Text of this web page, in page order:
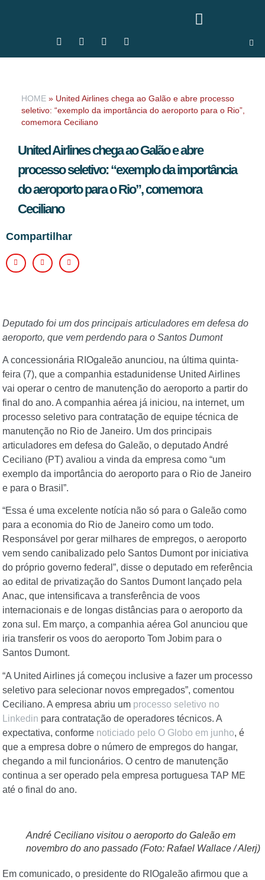
HOME » United Airlines chega ao Galão e abre processo
seletivo: “exemplo da importância do aeroporto para o Rio”,
comemora Ceciliano
United Airlines chega ao Galão e abre
processo seletivo: “exemplo da importância
do aeroporto para o Rio”, comemora
Ceciliano
Compartilhar
Deputado foi um dos principais articuladores em defesa do
aeroporto, que vem perdendo para o Santos Dumont
A concessionária RIOgaleão anunciou, na última quinta-
feira (7), que a companhia estadunidense United Airlines
vai operar o centro de manutenção do aeroporto a partir do
final do ano. A companhia aérea já iniciou, na internet, um
processo seletivo para contratação de equipe técnica de
manutenção no Rio de Janeiro. Um dos principais
articuladores em defesa do Galeão, o deputado André
Ceciliano (PT) avaliou a vinda da empresa como “um
exemplo da importância do aeroporto para o Rio de Janeiro
e para o Brasil”.
“Essa é uma excelente notícia não só para o Galeão como
para a economia do Rio de Janeiro como um todo.
Responsável por gerar milhares de empregos, o aeroporto
vem sendo canibalizado pelo Santos Dumont por iniciativa
do próprio governo federal”, disse o deputado em referência
ao edital de privatização do Santos Dumont lançado pela
Anac, que intensificava a transferência de voos
internacionais e de longas distâncias para o aeroporto da
zona sul. Em março, a companhia aérea Gol anunciou que
iria transferir os voos do aeroporto Tom Jobim para o
Santos Dumont.
“A United Airlines já começou inclusive a fazer um processo
seletivo para selecionar novos empregados”, comentou
Ceciliano. A empresa abriu um processo seletivo no
Linkedin para contratação de operadores técnicos. A
expectativa, conforme noticiado pelo O Globo em junho, é
que a empresa dobre o número de empregos do hangar,
chegando a mil funcionários. O centro de manutenção
continua a ser operado pela empresa portuguesa TAP ME
até o final do ano.
André Ceciliano visitou o aeroporto do Galeão em
novembro do ano passado (Foto: Rafael Wallace / Alerj)
Em comunicado, o presidente do RIOgaleão afirmou que a